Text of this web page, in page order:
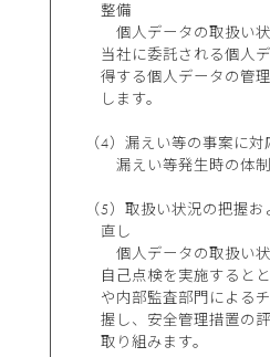
整備
個人データの取扱い状
当社に委託される個人
得する個人データの管
します。
（4）漏えい等の事案に
漏えい等発生時の体制
（5）取扱い状況の把握
直し
個人データの取扱い
自己点検を実施すると
や内部監査部門による
握し、安全管理措置の
取り組みます。